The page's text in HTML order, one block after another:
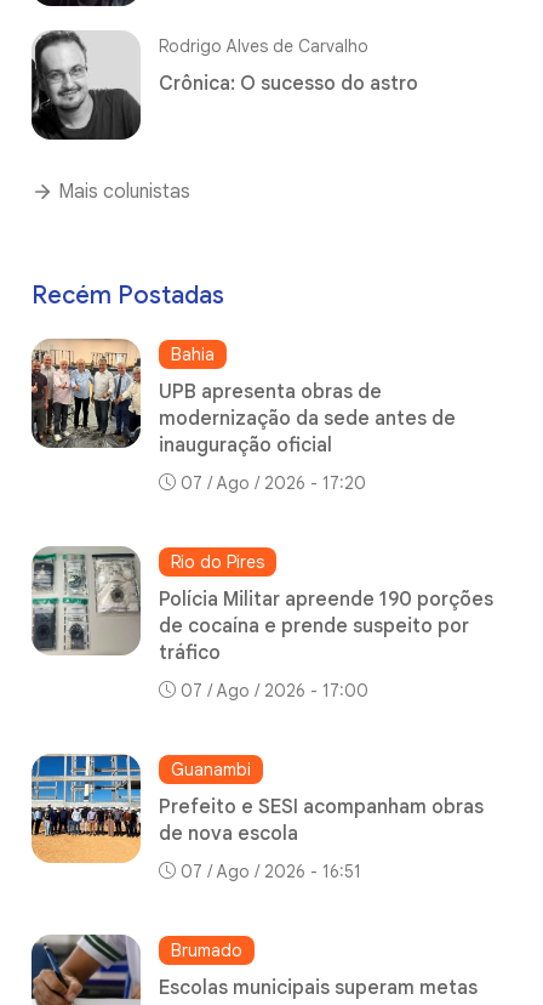
Rodrigo Alves de Carvalho
Crônica: O sucesso do astro
Mais colunistas
Recém Postadas
Bahia
UPB apresenta obras de
modernização da sede antes de
inauguração oficial
07 / Ago / 2026 - 17:20
Rio do Pires
Polícia Militar apreende 190 porções
de cocaína e prende suspeito por
tráfico
07 / Ago / 2026 - 17:00
Guanambi
Prefeito e SESI acompanham obras
de nova escola
07 / Ago / 2026 - 16:51
Brumado
Escolas municipais superam metas